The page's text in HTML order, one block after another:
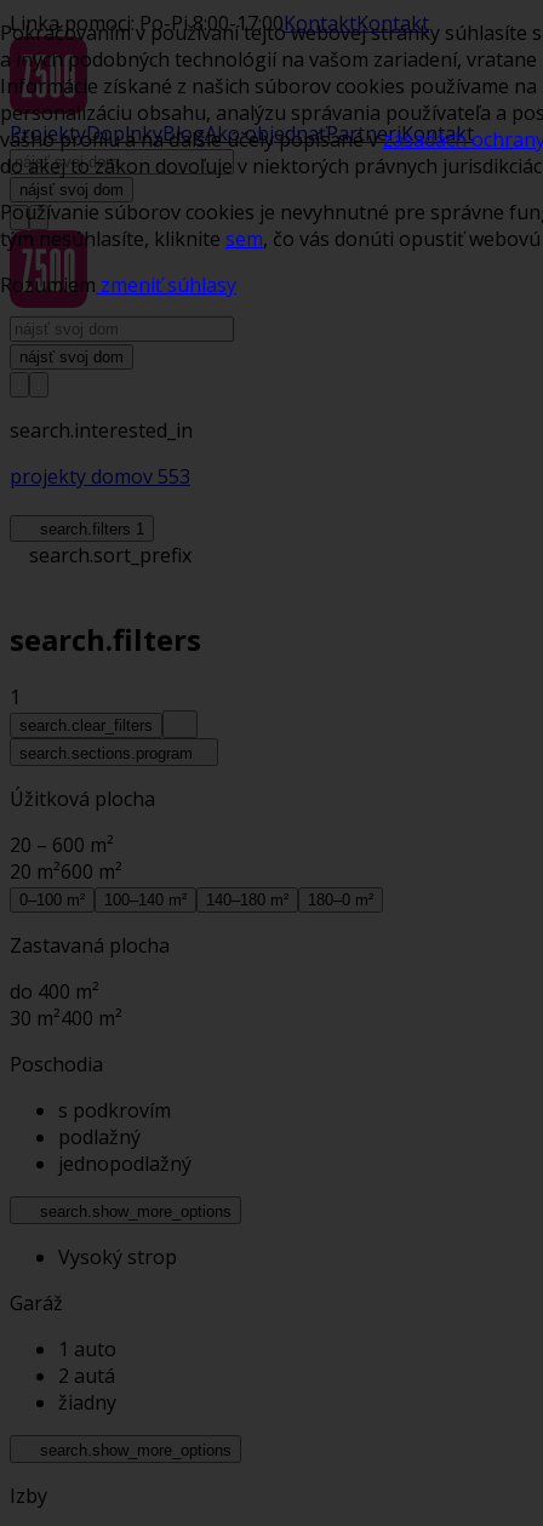
Linka pomoci: Po-Pi 8:00-17:00KontaktKontakt
ProjektyDoplnkyBlogAko objednaťPartneriKontakt
nájsť svoj dom
nájsť svoj dom
search.interested_in
projekty domov 553
search.filters 1
search.sort_prefix
search.filters
1
search.clear_filters
search.sections.program
Úžitková plocha
20 – 600 m²
20 m²600 m²
0–100 m² 100–140 m² 140–180 m² 180–0 m²
Zastavaná plocha
do 400 m²
30 m²400 m²
Poschodia
s podkrovím
podlažný
jednopodlažný
search.show_more_options
Vysoký strop
Garáž
1 auto
2 autá
žiadny
search.show_more_options
Izby
Pokračovaním v používaní tejto webovej stránky súhlasíte
a iných podobných technológií na vašom zariadení,
Informácie získané z našich súborov cookies používame
personalizáciu obsahu, analýzu správania používateľa a
vášho profilu a na ďalšie účely popísané vzásadách
do akej to zákon dovoľuje v niektorých právnych
Používanie súborov cookies je nevyhnutné pre správne
tým nesúhlasíte, kliknite sem, čo vás donúti opustiť
Rozumiem zmeniť súhlasy